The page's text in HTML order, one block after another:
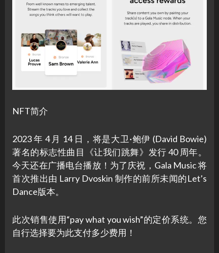
NFT简介
2023 年 4 月 14 日，将是大卫·鲍伊 (David Bowie)
著名的标志性曲目《让我们跳舞》发行 40 周年。
今天还在广播电台播放！为了庆祝，Gala Music 将
首次推出由 Larry Dvoskin 制作的前所未闻的Let’s
Dance版本。
此次销售使用“pay what you wish”的定价系统。您
自行选择要为此支付多少费用！